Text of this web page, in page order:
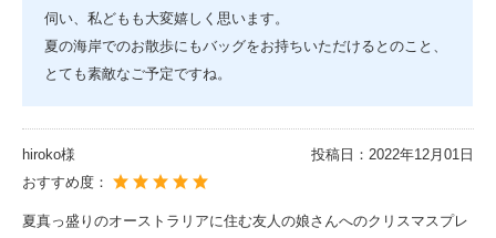
伺い、私どもも大変嬉しく思います。
夏の海岸でのお散歩にもバッグをお持ちいただけるとのこと、
とても素敵なご予定ですね。
hiroko様 投稿日： 2022年12月01日
おすすめ度：
夏真っ盛りのオーストラリアに住む友人の娘さんへのクリスマスプレ